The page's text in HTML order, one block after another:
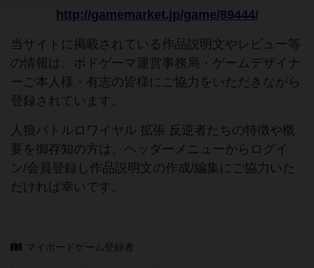
http://gamemarket.jp/game/89444/
当サイトに掲載されている作品説明文やレビュー等
の情報は、ボドゲーマ運営事務局・ゲームデザイナ
ーご本人様・有志の皆様にご協力をいただきながら
登録されています。
人狼バトルロワイヤル 拡張 反逆者たちの特徴や概
要を御存知の方は、ヘッダーメニューからログイ
ン/会員登録し作品説明文の作成/編集にご協力いた
だければ幸いです。
マイボードゲーム登録者